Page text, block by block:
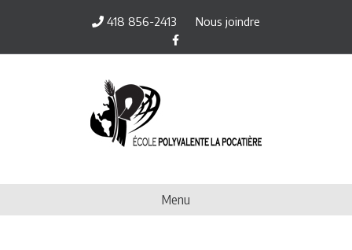
418 856-2413
Nous joindre
Facebook
Menu